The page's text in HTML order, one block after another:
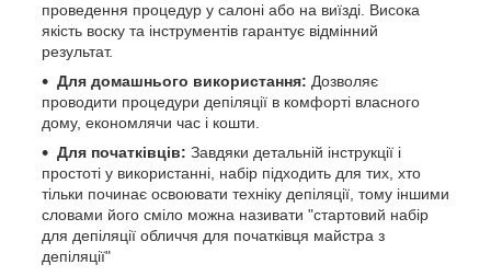
проведення процедур у салоні або на виїзді. Висока
якість воску та інструментів гарантує відмінний
результат.
Для домашнього використання: Дозволяє
проводити процедури депіляції в комфорті власного
дому, економлячи час і кошти.
Для початківців: Завдяки детальній інструкції і
простоті у використанні, набір підходить для тих, хто
тільки починає освоювати техніку депіляції, тому іншими
словами його сміло можна називати "стартовий набір
для депіляції обличчя для початківця майстра з
депіляції"